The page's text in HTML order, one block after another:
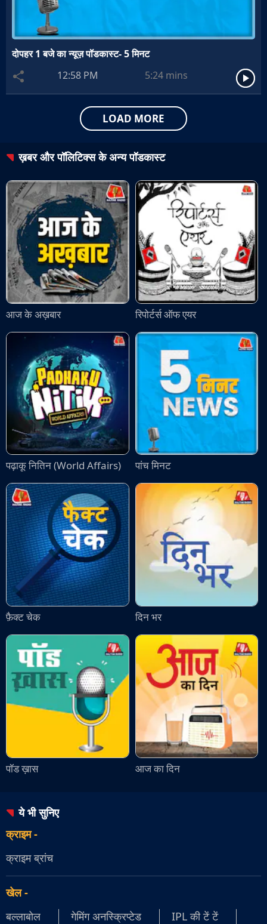
दोपहर 1 बजे का न्यूज़ पॉडकास्ट- 5 मिनट
12:58 PM
5:24 mins
LOAD MORE
ख़बर और पॉलिटिक्सके अन्य पॉडकास्ट
आज के अख़बार रिपोर्टर्स ऑफ एयर
पढ़ाकू नितिन (World Affairs) पांच मिनट
फ़ैक्ट चेक दिन भर
पॉड ख़ास आज का दिन
ये भी सुनिए
क्राइम-
क्राइम ब्रांच
खेल-
बल्लाबोल
गेमिंग अनस्क्रिप्टेड IPL की टें टें